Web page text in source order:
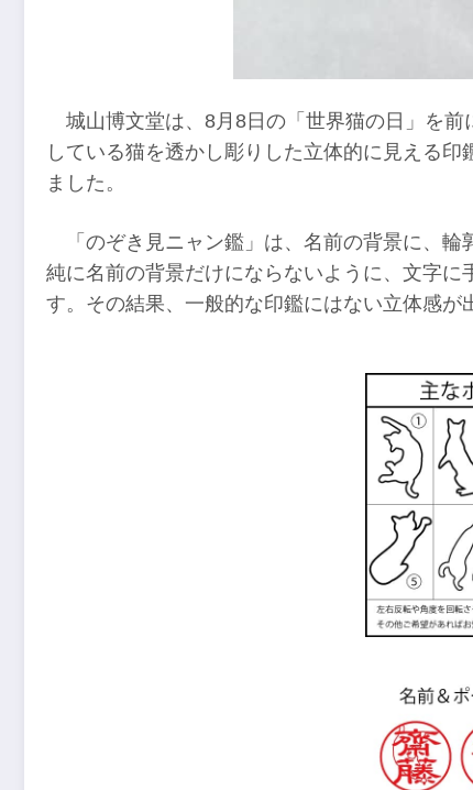
城山博文堂は、8月8日の「世界猫の日」を
している猫を透かし彫りした立体的に見える印
ました。
「のぞき見ニャン鑑」は、名前の背景に、
純に名前の背景だけにならないように、文字
す。その結果、一般的な印鑑にはない立体感が